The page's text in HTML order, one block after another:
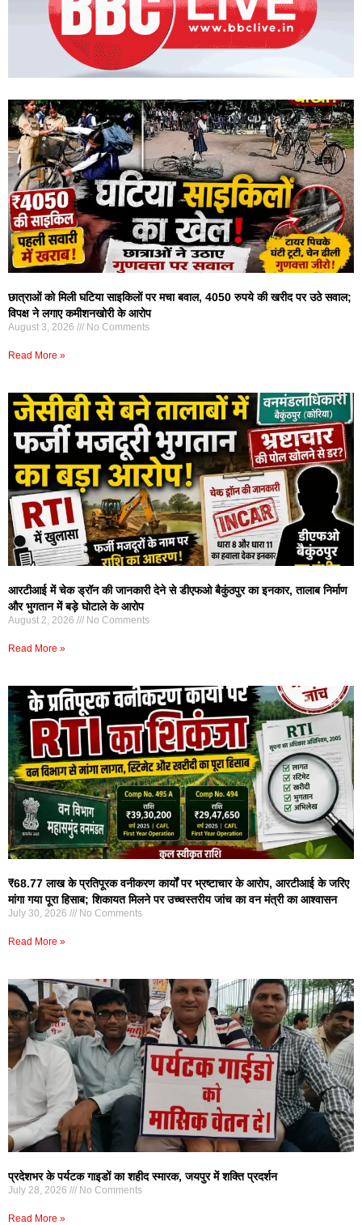
छात्राओं को मिली घटिया साइकिलों पर मचा बवाल, 4050 रुपये की खरीद पर उठे सवाल;
विपक्ष ने लगाए कमीशनखोरी के आरोप
August 3, 2026 No Comments
Read More »
आरटीआई में चेक ड्रॉन की जानकारी देने से डीएफओ बैकुंठपुर का इनकार, तालाब निर्माण
और भुगतान में बड़े घोटाले के आरोप
August 2, 2026 No Comments
Read More »
₹68.77 लाख के प्रतिपूरक वनीकरण कार्यों पर भ्रष्टाचार के आरोप, आरटीआई के जरिए
मांगा गया पूरा हिसाब; शिकायत मिलने पर उच्चस्तरीय जांच का वन मंत्री का आश्वासन
July 30, 2026 No Comments
Read More »
प्रदेशभर के पर्यटक गाइडों का शहीद स्मारक, जयपुर में शक्ति प्रदर्शन
July 28, 2026 No Comments
Read More »